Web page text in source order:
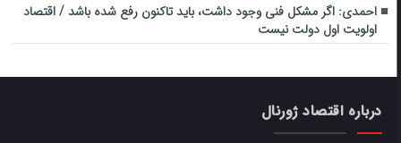
احمدی: اگر مشکل فنی وجود داشت، باید تاکنون رفع شده باشد / اقتصاد
اولویت اول دولت نیست
درباره اقتصاد ژورنال